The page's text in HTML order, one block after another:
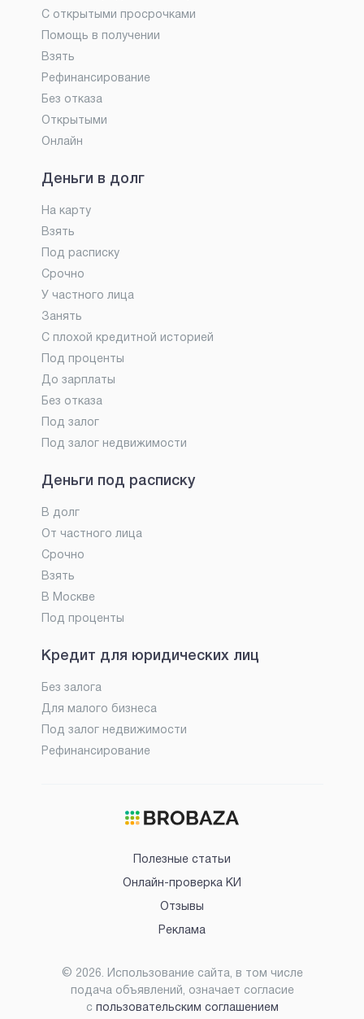
С открытыми просрочками
Помощь в получении
Взять
Рефинансирование
Без отказа
Открытыми
Онлайн
Деньги в долг
На карту
Взять
Под расписку
Срочно
У частного лица
Занять
С плохой кредитной историей
Под проценты
До зарплаты
Без отказа
Под залог
Под залог недвижимости
Деньги под расписку
В долг
От частного лица
Срочно
Взять
В Москве
Под проценты
Кредит для юридических лиц
Без залога
Для малого бизнеса
Под залог недвижимости
Рефинансирование
Полезные статьи
Онлайн-проверка КИ
Отзывы
Реклама
© 2026. Использование сайта, в том числе
подача объявлений, означает согласие
с пользовательским соглашением